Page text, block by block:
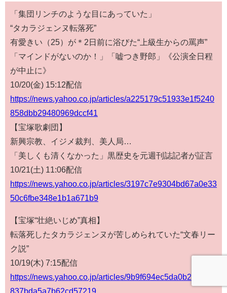
「集団リンチのような目にあっていた」
“タカラジェンヌ転落死”
有愛きい（25）が＊2日前に浴びた“上級生からの罵声”
「マインドがないのか！」「嘘つき野郎」《公演全日程
が中止に》
10/20(金) 15:12配信
https://news.yahoo.co.jp/articles/a225179c51933e1f5240
858dbb29480969dccf41
【宝塚歌劇団】
新興宗教、イジメ裁判、美人局…
「美しくも清くなかった」黒歴史を元週刊誌記者が証言
10/21(土) 11:06配信
https://news.yahoo.co.jp/articles/3197c7e9304bd67a0e33
50c6fbe348e1b1a671b9
【宝塚“壮絶いじめ”真相】
転落死したタカラジェンヌが苦しめられていた“文春リー
ク説”
10/19(木) 7:15配信
https://news.yahoo.co.jp/articles/9b9f694ec5da0b23402fb
837bda5a7b62cd57219